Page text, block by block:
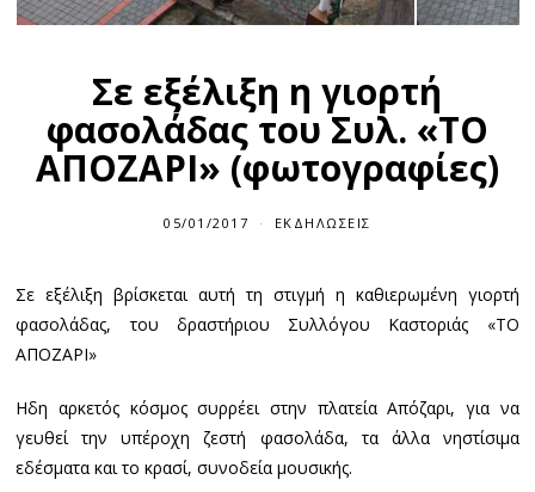
Σε εξέλιξη η γιορτή
φασολάδας του Συλ. «ΤΟ
ΑΠΟΖΑΡΙ» (φωτογραφίες)
05/01/2017 ΕΚΔΗΛΏΣΕΙΣ
Σε εξέλιξη βρίσκεται αυτή τη στιγμή η καθιερωμένη γιορτή
φασολάδας, του δραστήριου Συλλόγου Καστοριάς «ΤΟ
ΑΠΟΖΑΡΙ»
Ηδη αρκετός κόσμος συρρέει στην πλατεία Απόζαρι, για να
γευθεί την υπέροχη ζεστή φασολάδα, τα άλλα νηστίσιμα
εδέσματα και το κρασί, συνοδεία μουσικής.